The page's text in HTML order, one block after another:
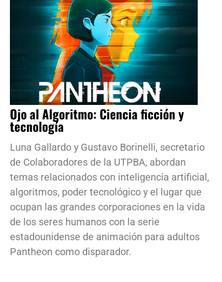
Ojo al Algoritmo: Ciencia ficción y
tecnología
Luna Gallardo y Gustavo Borinelli, secretario
de Colaboradores de la UTPBA, abordan
temas relacionados con inteligencia artificial,
algoritmos, poder tecnológico y el lugar que
ocupan las grandes corporaciones en la vida
de los seres humanos con la serie
estadounidense de animación para adultos
Pantheon como disparador.